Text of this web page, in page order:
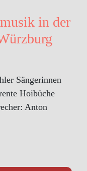
in der
Sängerinnen
Hoibüche
Anton